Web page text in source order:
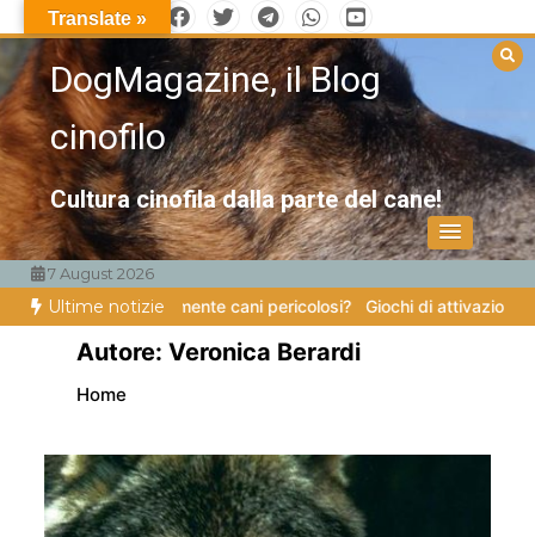
contenuto
DogMagazine, il Blog
cinofilo
Cultura cinofila dalla parte del cane!
7 August 2026
Ultime notizie
veramente cani pericolosi? Giochi di attivazione mentale –
Autore: Veronica Berardi
Home
Translate »